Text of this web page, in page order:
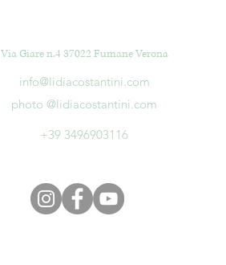
Via Giare n.4 37022 Fumane Verona
info@lidiacostantini.com
photo @lidiacostantini.com
+39 3496903116